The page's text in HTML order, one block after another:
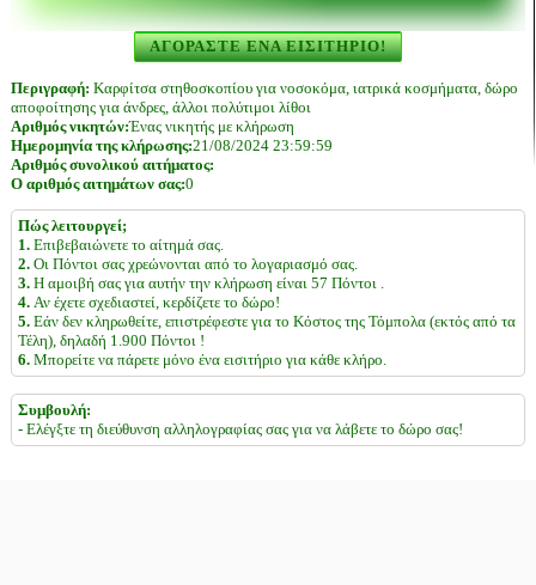
ΑΓΟΡΆΣΤΕ ΈΝΑ ΕΙΣΙΤΉΡΙΟ!
Περιγραφή: Καρφίτσα στηθοσκοπίου για νοσοκόμα, ιατρικά κοσμήματα, δώρο
αποφοίτησης για άνδρες, άλλοι πολύτιμοι λίθοι
Αριθμός νικητών:Ένας νικητής με κλήρωση
Ημερομηνία της κλήρωσης:21/08/2024 23:59:59
Αριθμός συνολικού αιτήματος:
Ο αριθμός αιτημάτων σας:0
Πώς λειτουργεί;
1.Επιβεβαιώνετε το αίτημά σας.
2.Οι Πόντοι σας χρεώνονται από το λογαριασμό σας.
3.Η αμοιβή σας για αυτήν την κλήρωση είναι 57 Πόντοι .
4.Αν έχετε σχεδιαστεί, κερδίζετε το δώρο!
5.Εάν δεν κληρωθείτε, επιστρέφεστε για το Κόστος της Τόμπολα (εκτός από τα
Τέλη), δηλαδή 1.900 Πόντοι !
6.Μπορείτε να πάρετε μόνο ένα εισιτήριο για κάθε κλήρο.
Συμβουλή:
- Ελέγξτε τη διεύθυνση αλληλογραφίας σας για να λάβετε το δώρο σας!